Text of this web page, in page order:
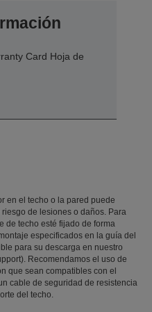
Card Hoja de
en el techo o la pared puede
de lesiones o daños. Para
de techo esté fijado de forma
especificados en la guía del
para su descarga en nuestro
Recomendamos el uso de
que sean compatibles con el
cable de seguridad de resistencia
del techo.